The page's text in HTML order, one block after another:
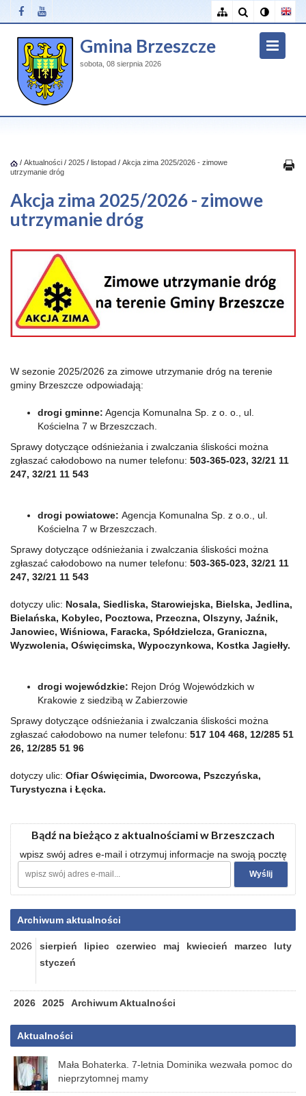
Gmina Brzeszcze
sobota, 08 sierpnia 2026
/ Aktualności / 2025 / listopad / Akcja zima 2025/2026 - zimowe
utrzymanie dróg
Akcja zima 2025/2026 - zimowe
utrzymanie dróg
W sezonie 2025/2026 za zimowe utrzymanie dróg na terenie
gminy Brzeszcze odpowiadają:
drogi gminne: Agencja Komunalna Sp. z o. o., ul.
Kościelna 7 w Brzeszczach.
Sprawy dotyczące odśnieżania i zwalczania śliskości można
zgłaszać całodobowo na numer telefonu: 503-365-023, 32/21 11
247, 32/21 11 543
drogi powiatowe: Agencja Komunalna Sp. z o.o., ul.
Kościelna 7 w Brzeszczach.
Sprawy dotyczące odśnieżania i zwalczania śliskości można
zgłaszać całodobowo na numer telefonu: 503-365-023, 32/21 11
247, 32/21 11 543
dotyczy ulic: Nosala, Siedliska, Starowiejska, Bielska, Jedlina,
Bielańska, Kobylec, Pocztowa, Przeczna, Olszyny, Jaźnik,
Janowiec, Wiśniowa, Faracka, Spółdzielcza, Graniczna,
Wyzwolenia, Oświęcimska, Wypoczynkowa, Kostka Jagiełły.
drogi wojewódzkie: Rejon Dróg Wojewódzkich w
Krakowie z siedzibą w Zabierzowie
Sprawy dotyczące odśnieżania i zwalczania śliskości można
zgłaszać całodobowo na numer telefonu: 517 104 468, 12/285 51
26, 12/285 51 96
dotyczy ulic: Ofiar Oświęcimia, Dworcowa, Pszczyńska,
Turystyczna i Łęcka.
Bądź na bieżąco z aktualnościami w Brzeszczach
wpisz swój adres e-mail i otrzymuj informacje na swoją pocztę
Archiwum aktualności
2026 sierpień lipiec czerwiec maj kwiecień marzec
luty
styczeń
2026 2025 Archiwum Aktualności
Aktualności
Mała Bohaterka. 7-letnia Dominika wezwała pomoc do
nieprzytomnej mamy